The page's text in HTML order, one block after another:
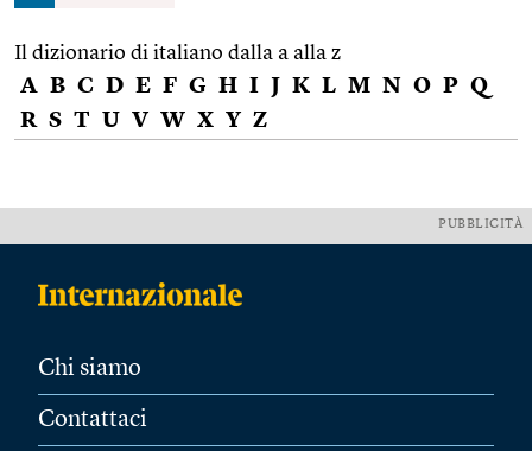
Il dizionario di italiano dalla a alla z
A B C D E F G H I J K L M N O P Q
R S T U V W X Y Z
PUBBLICITÀ
Chi siamo
Contattaci